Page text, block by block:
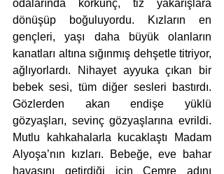
odalarında korkunç, tiz yakarışlara
dönüşüp boğuluyordu. Kızların en
gençleri, yaşı daha büyük olanların
kanatları altına sığınmış dehşetle titriyor,
ağlıyorlardı. Nihayet ayyuka çıkan bir
bebek sesi, tüm diğer sesleri bastırdı.
Gözlerden akan endişe yüklü
gözyaşları, sevinç gözyaşlarına evrildi.
Mutlu kahkahalarla kucaklaştı Madam
Alyoşa’nın kızları. Bebeğe, eve bahar
havasını getirdiği için Cemre adını